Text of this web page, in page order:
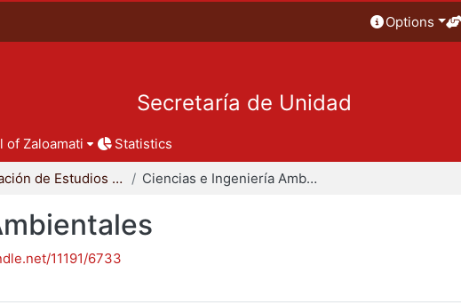
Options
Secretaría de Unidad
of Zaloamati Statistics
Coordinación de Estudios de Posgrado - CBI Ciencias e Ingeniería Ambientales
11191/6733